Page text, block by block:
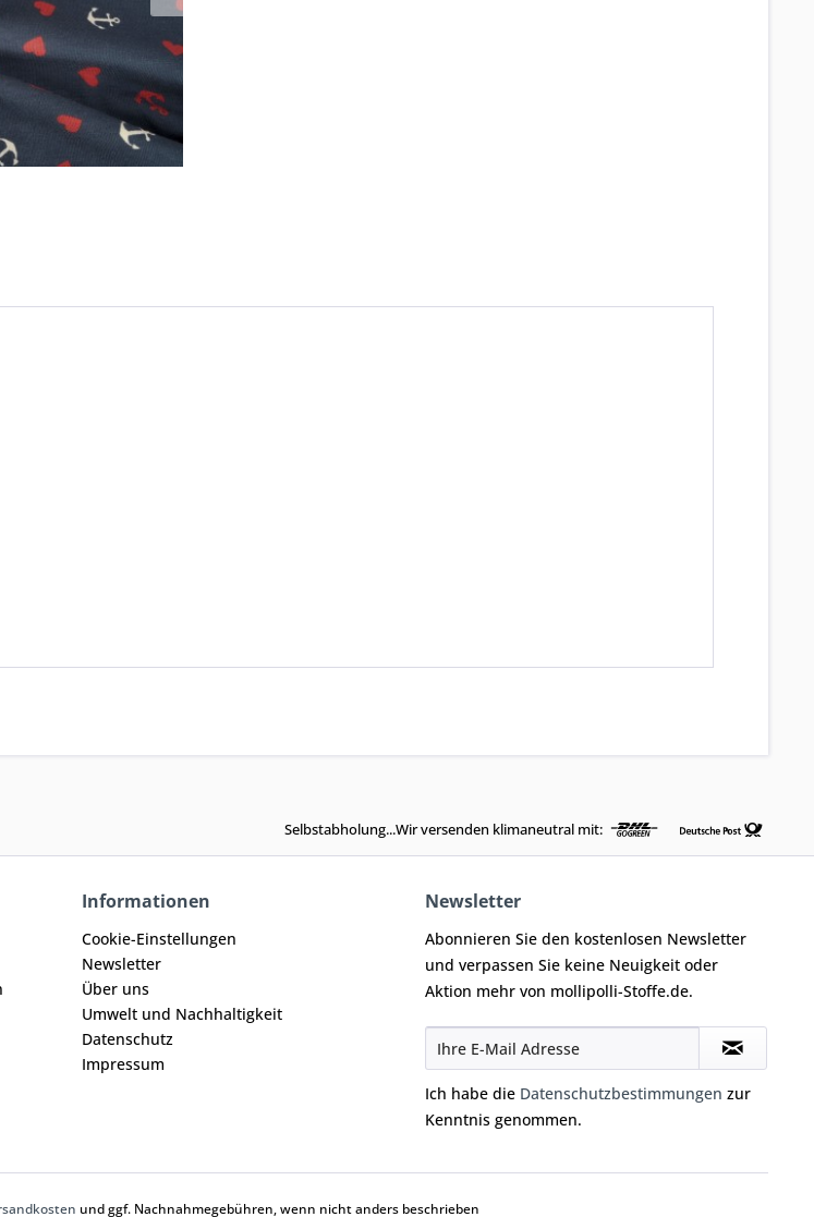
Selbstabholung...Wir versenden klimaneutral mit:
Informationen
Cookie-Einstellungen
Newsletter
Über uns
Umwelt und Nachhaltigkeit
Datenschutz
Impressum
Newsletter
Abonnieren Sie den kostenlosen Newsletter
und verpassen Sie keine Neuigkeit oder
Aktion mehr von mollipolli-Stoffe.de.
Ich habe die Datenschutzbestimmungen zur
Kenntnis genommen.
und ggf. Nachnahmegebühren, wenn nicht anders beschrieben